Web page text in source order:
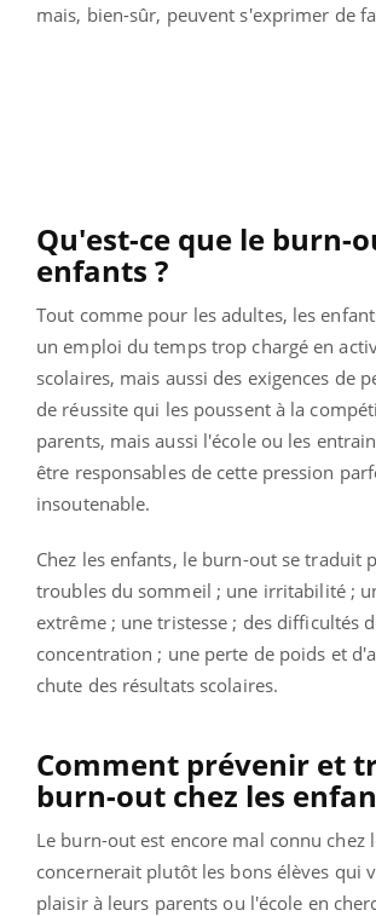
mais, bien-sûr, peuvent s'exprimer de
Qu'est-ce que le burn-
enfants ?
Tout comme pour les adultes, les
un emploi du temps trop chargé en
scolaires, mais aussi des exigences de
de réussite qui les poussent à la
parents, mais aussi l'école ou les
être responsables de cette pression
insoutenable.
Chez les enfants, le burn-out se traduit
troubles du sommeil ; une irritabilité ;
extrême ; une tristesse ; des difficultés
concentration ; une perte de poids et
chute des résultats scolaires.
Comment prévenir et
burn-out chez les
Le burn-out est encore mal connu chez
concernerait plutôt les bons élèves qui
plaisir à leurs parents ou l'école en